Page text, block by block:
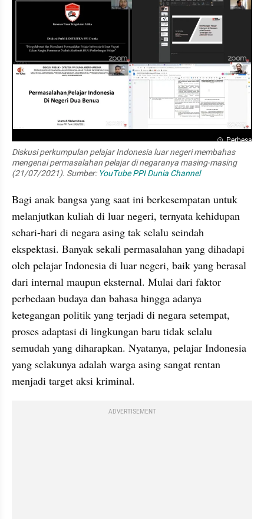
Perbesar
Diskusi perkumpulan pelajar Indonesia luar negeri membahas
mengenai permasalahan pelajar di negaranya masing-masing
(21/07/2021). Sumber: YouTube PPI Dunia Channel
Bagi anak bangsa yang saat ini berkesempatan untuk
melanjutkan kuliah di luar negeri, ternyata kehidupan
sehari-hari di negara asing tak selalu seindah
ekspektasi. Banyak sekali permasalahan yang dihadapi
oleh pelajar Indonesia di luar negeri, baik yang berasal
dari internal maupun eksternal. Mulai dari faktor
perbedaan budaya dan bahasa hingga adanya
ketegangan politik yang terjadi di negara setempat,
proses adaptasi di lingkungan baru tidak selalu
semudah yang diharapkan. Nyatanya, pelajar Indonesia
yang selakunya adalah warga asing sangat rentan
menjadi target aksi kriminal.
ADVERTISEMENT